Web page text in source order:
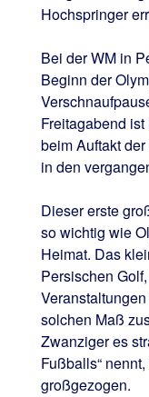
Hochspringer
Bei der WM in
Beginn der
Freitagabend
beim Auftakt
in den
Dieser erste
so wichtig wie
Heimat. Das
Persischen
solchen Maß
Zwanziger es
Fußballs“
großgezogen.